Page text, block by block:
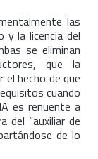
las
y la licencia del
se eliminan
que la
hecho de que
cuando
es renuente a
del “auxiliar de
de lo